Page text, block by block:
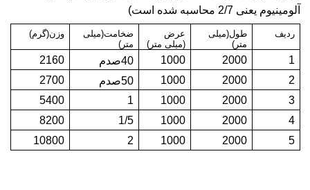
آلومینیوم یعنی 2/7 محاسبه شده است)
ردیف
طول(میلی
متر)
عرض
(میلی متر)
ضخامت(میلی
متر)
وزن(گرم)
1
2000
1000 40صدم
2160
2
2000
1000 50صدم
2700
3
2000
1000
1
5400
4
2000
1000
1/5
8200
5
2000
1000
2
10800